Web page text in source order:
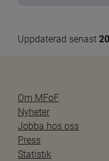
Uppdaterad senast
Om MFoF
Nyheter
Jobba hos oss
Press
Statistik